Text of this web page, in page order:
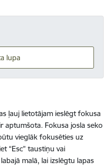
lupa
ļauj lietotājam ieslēgt fokusa
aptumšota. Fokusa josla seko
vieglāk fokusēties uz
“Esc” taustiņu vai
malā, lai izslēgtu lapas